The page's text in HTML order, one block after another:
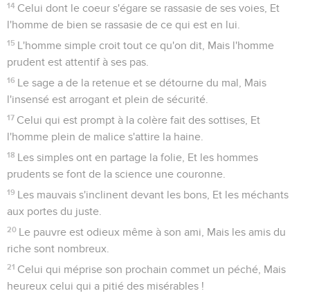
14 Celui dont le coeur s'égare se rassasie de ses voies, Et
l'homme de bien se rassasie de ce qui est en lui.
15 L'homme simple croit tout ce qu'on dit, Mais l'homme
prudent est attentif à ses pas.
16 Le sage a de la retenue et se détourne du mal, Mais
l'insensé est arrogant et plein de sécurité.
17 Celui qui est prompt à la colère fait des sottises, Et
l'homme plein de malice s'attire la haine.
18 Les simples ont en partage la folie, Et les hommes
prudents se font de la science une couronne.
19 Les mauvais s'inclinent devant les bons, Et les méchants
aux portes du juste.
20 Le pauvre est odieux même à son ami, Mais les amis du
riche sont nombreux.
21 Celui qui méprise son prochain commet un péché, Mais
heureux celui qui a pitié des misérables !